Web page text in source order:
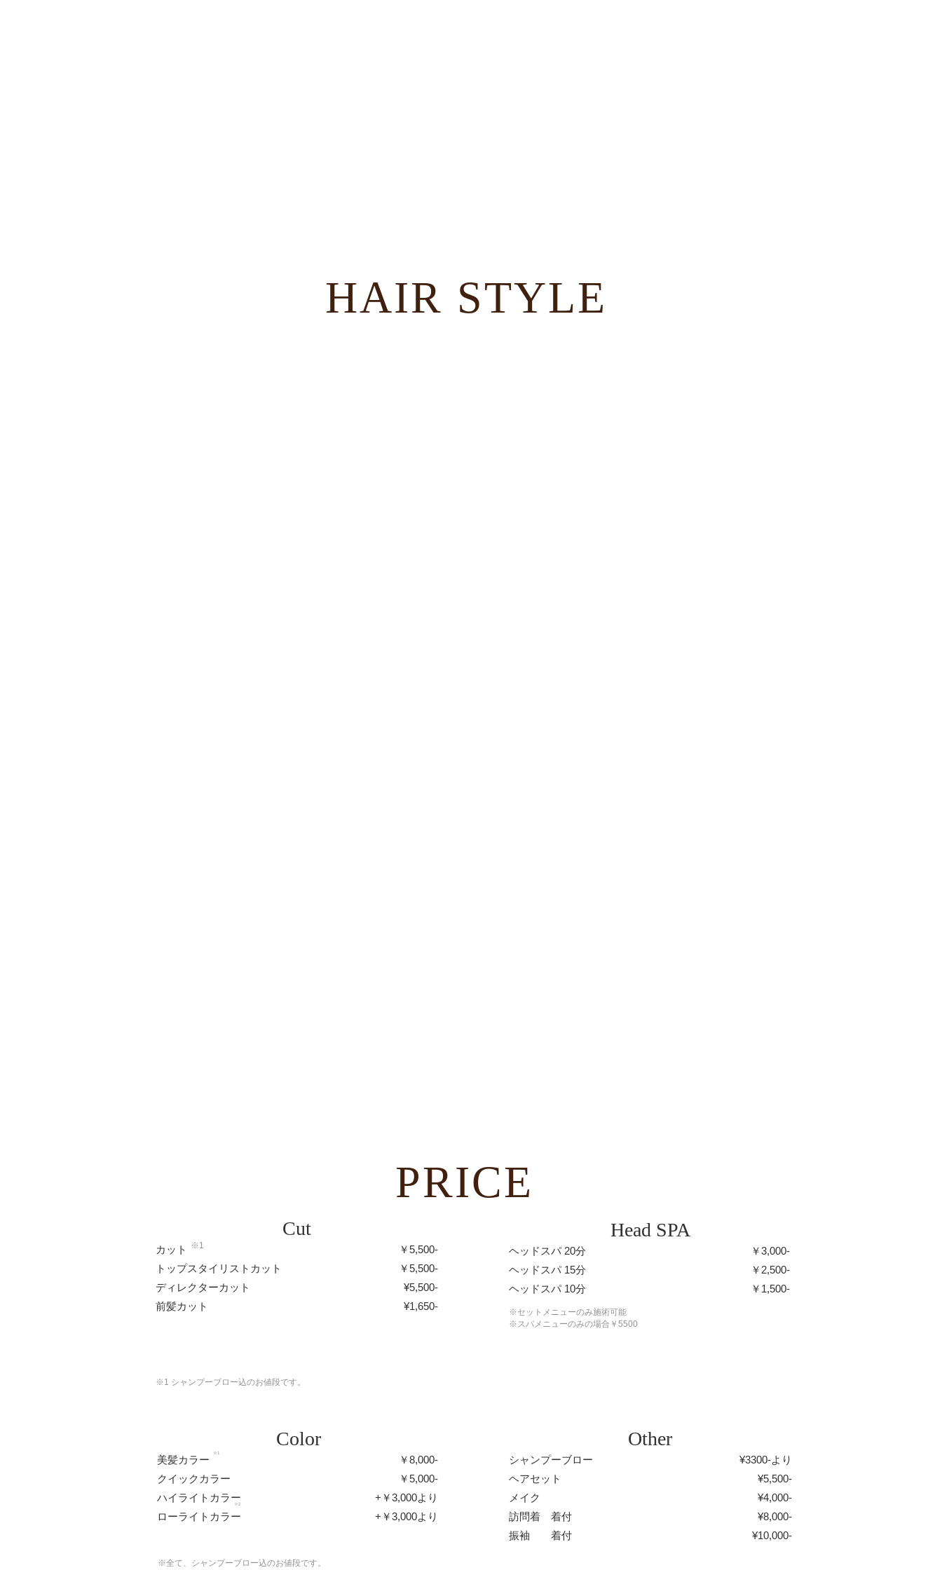
HAIR STYLE
PRICE
Cut
カット
トップスタイリストカット
ディレクターカット
前髪カット
※1
￥5,500-
￥5,500-
¥5,500-
¥1,650-
※1 シャンプーブロー込のお値段です。
Head SPA
ヘッドスパ 20分
ヘッドスパ 15分
ヘッドスパ 10分
￥3,000-
￥2,500-
￥1,500-​
※セットメニューのみ施術可能
※スパメニューのみの場合￥5500
Color
美髪カラー
クイックカラー
ハイライトカラー
ローライトカラー
※1
※2
￥8,000-
￥5,000-
+￥3,000より
+￥3,000より
※全て、シャンプーブロー込のお値段です。
Other
シャンプーブロー
ヘアセット
メイク
訪問着 着付
振袖 着付
¥3300-より
¥5,500-
¥4,000-​
¥8,000-
¥10,000-